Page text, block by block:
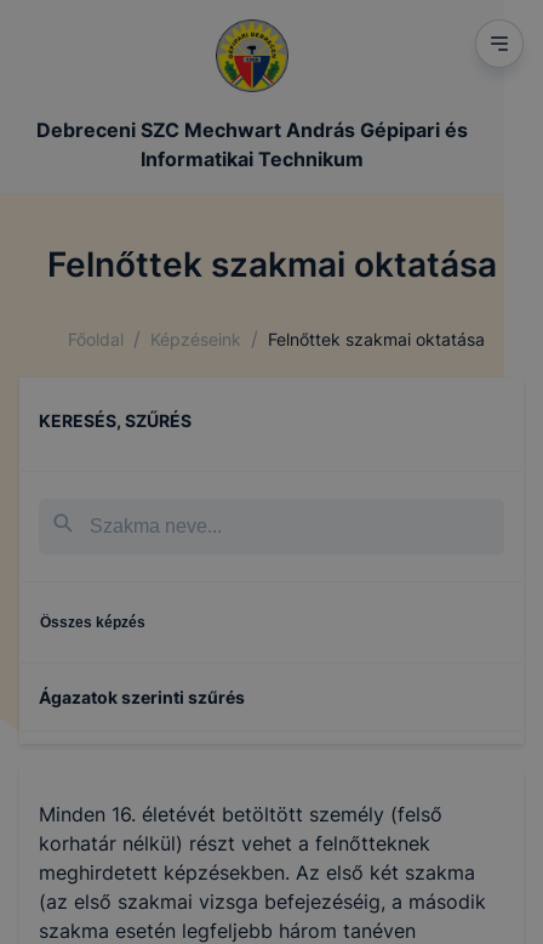
Debreceni SZC Mechwart András Gépipari és
Informatikai Technikum
Felnőttek szakmai oktatása
Főoldal / Képzéseink / Felnőttek szakmai oktatása
KERESÉS, SZŰRÉS
Összes képzés
Ágazatok szerinti szűrés
Informatika és távközlés
Minden 16. életévét betöltött személy (felső
korhatár nélkül) részt vehet a felnőtteknek
meghirdetett képzésekben. Az első két szakma
(az első szakmai vizsga befejezéséig, a második
szakma esetén legfeljebb három tanéven